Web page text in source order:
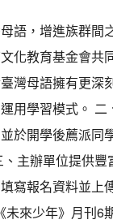
語，增進族群間
化教育基金會共
灣母語擁有更深
用學習模式。
於開學後薦派同
主辦單位提供
寫報名資料並上
來少年》月刊6